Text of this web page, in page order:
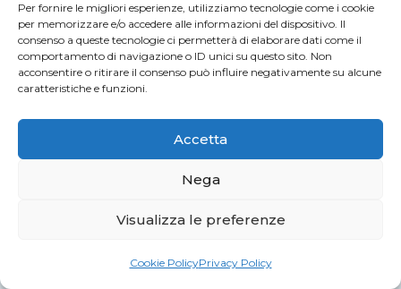
Per fornire le migliori esperienze, utilizziamo tecnologie come i cookie
per memorizzare e/o accedere alle informazioni del dispositivo. Il
consenso a queste tecnologie ci permetterà di elaborare dati come il
comportamento di navigazione o ID unici su questo sito. Non
acconsentire o ritirare il consenso può influire negativamente su alcune
caratteristiche e funzioni.
Accetta
Nega
Visualizza le preferenze
Cookie PolicyPrivacy Policy
visualizzare subito il prezzo aggiornato.
Una volta completata la configurazione, puoi
concludere l’ordine utilizzando il metodo di
pagamento che preferisci. Dalla tuaarea
potrai gestire gli ordini e caricare i